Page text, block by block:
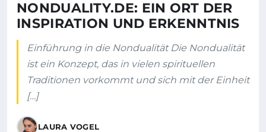
NONDUALITY.DE: EIN ORT DER
INSPIRATION UND ERKENNTNIS
Einführung in die Nondualität Die Nondualität
ist ein Konzept, das in vielen spirituellen
Traditionen vorkommt und sich mit der Einheit
[…]
LAURA VOGEL